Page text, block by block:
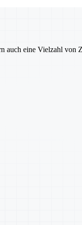
auch eine Vielzahl von